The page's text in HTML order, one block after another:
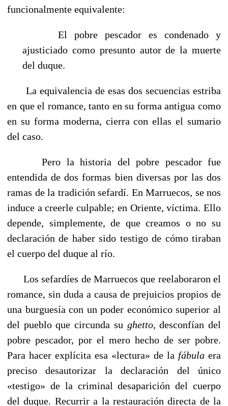
funcionalmente equivalente:
El pobre pescador es condenado y
ajusticiado como presunto autor de la muerte
del duque.
La equivalencia de esas dos secuencias estriba
en que el romance, tanto en su forma antigua como
en su forma moderna, cierra con ellas el sumario
del caso.
Pero la historia del pobre pescador fue
entendida de dos formas bien diversas por las dos
ramas de la tradición sefardí. En Marruecos, se nos
induce a creerle culpable; en Oriente, víctima. Ello
depende, simplemente, de que creamos o no su
declaración de haber sido testigo de cómo tiraban
el cuerpo del duque al río.
Los sefardíes de Marruecos que reelaboraron el
romance, sin duda a causa de prejuicios propios de
una burguesía con un poder económico superior al
del pue­blo que circunda su ghetto,desconfían del
pobre pescador, por el mero hecho de ser pobre.
Para hacer explícita esa «lectura» de la fábula era
preciso desautorizar la declaración del único
«testigo» de la criminal desaparición del cuerpo
del duque. Recurrir a la restauración directa de la